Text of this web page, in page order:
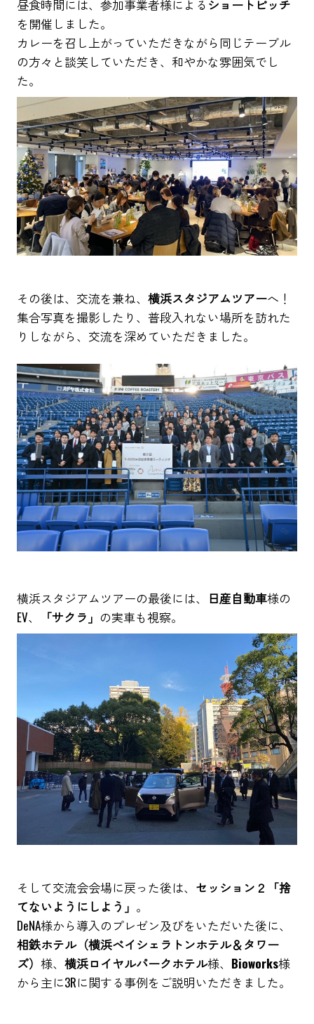
昼食時間には、参加事業者様による ショートピッチ
を開催しました。
カレーを召し上がっていただきながら同じテーブル
の方々と談笑していただき、和やかな雰囲気でし
た。
その後は、交流を兼ね、 横浜スタジアムツアーへ！
集合写真を撮影したり、普段入れない場所を訪れた
りしながら、交流を深めていただきました。
横浜スタジアムツアーの最後には、 日産自動車様の
EV、
「サクラ」 の実車も視察。
そして交流会会場に戻った後は、 セッション２「捨
てないようにしよう」 。
DeNA様から導入のプレゼン及びをいただいた後に、
相鉄ホテル（横浜ベイシェラトンホテル＆タワー
ズ） 様、 横浜ロイヤルパークホテル様、 Bioworks様
から主に3Rに関する事例をご説明いただきました。